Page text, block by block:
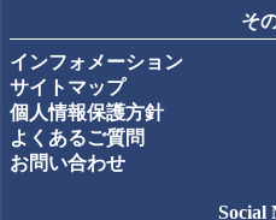
そ
インフォメーション
サイトマップ
個人情報保護方針
よくあるご質問
お問い合わせ
Social